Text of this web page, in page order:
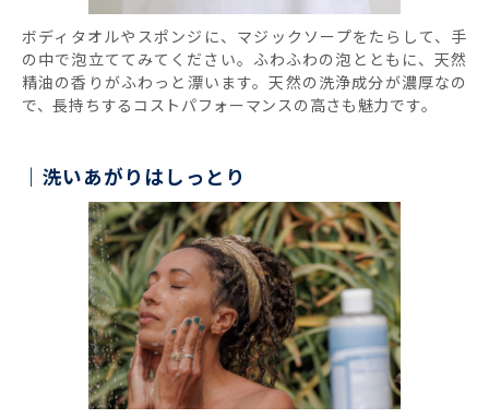
ボディタオルやスポンジに、マジックソープをたらして、手
の中で泡立ててみてください。ふわふわの泡とともに、天然
精油の香りがふわっと漂います。天然の洗浄成分が濃厚なの
で、長持ちするコストパフォーマンスの高さも魅力です。
洗いあがりはしっとり